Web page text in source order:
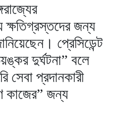
ক্ষতিগ্রস্তদের জন্য
প্রেসিডেন্ট
দুর্ঘটনা” বলে
সেবা প্রদানকারী
কাজের” জন্য